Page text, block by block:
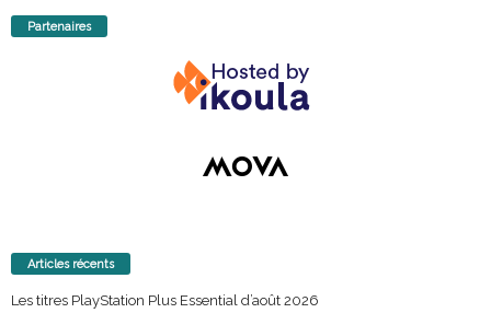
Partenaires
Articles récents
Les titres PlayStation Plus Essential d’août 2026